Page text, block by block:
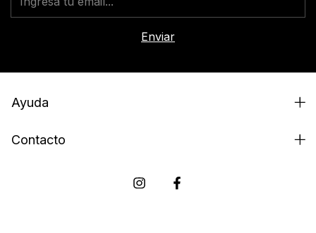
Ayuda
Contacto